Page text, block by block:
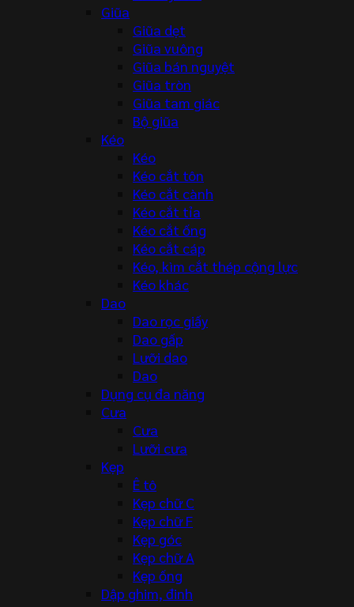
Giũa
Giũa dẹt
Giũa vuông
Giũa bán nguyệt
Giũa tròn
Giũa tam giác
Bộ giũa
Kéo
Kéo
Kéo cắt tôn
Kéo cắt cành
Kéo cắt tỉa
Kéo cắt ống
Kéo cắt cáp
Kéo, kìm cắt thép cộng lực
Kéo khác
Dao
Dao rọc giấy
Dao gấp
Lưỡi dao
Dao
Dụng cụ đa năng
Cưa
Cưa
Lưỡi cưa
Kẹp
Ê tô
Kẹp chữ C
Kẹp chữ F
Kẹp góc
Kẹp chữ A
Kẹp ống
Dập ghim, đinh